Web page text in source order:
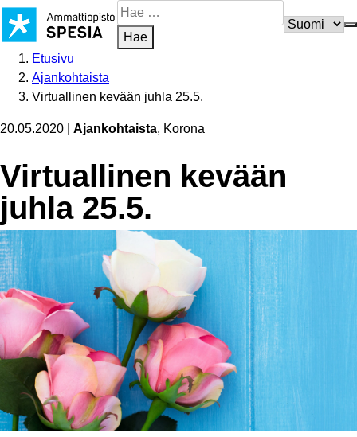
Siirry
sisältöön
Hae
sivustosta
Hae
Etusivu
Ajankohtaista
Virtuallinen kevään juhla 25.5.
20.05.2020 Ajankohtaista, Korona
Virtuallinen kevään
juhla 25.5.